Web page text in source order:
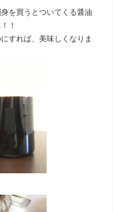
を買うとついてくる醤油
！
すれば、美味しくなりま